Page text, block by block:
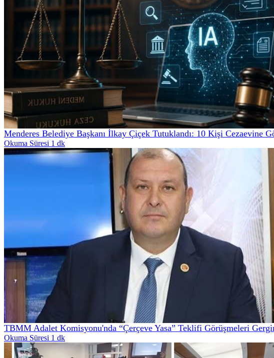
Menderes Belediye Başkanı İlkay Çiçek Tutuklandı: 10 Kişi Cezaevine
Okuma Süresi 1 dk
TBMM Adalet Komisyonu'nda “Çerçeve Yasa” Teklifi Görüşmeleri
Okuma Süresi 1 dk